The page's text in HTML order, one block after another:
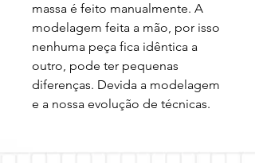
massa é feito manualmente. A
modelagem feita a mão, por isso
nenhuma peça fica idêntica a
outro, pode ter pequenas
diferenças. Devida a modelagem
e a nossa evolução de técnicas.